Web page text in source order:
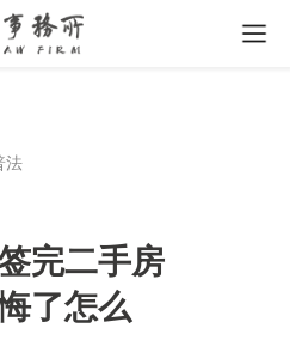
法
完二手房
了怎么